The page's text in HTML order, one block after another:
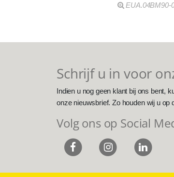
EUA.04BM90-
Schrijf u in voor
Indien u nog geen klant bij ons bent,
onze nieuwsbrief. Zo houden wij u op
Volg ons op Social